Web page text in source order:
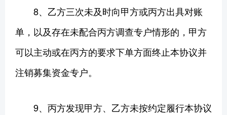
8、乙方三次未及时向甲方或丙方出具对账
单，以及存在未配合丙方调查专户情形的，甲方
可以主动或在丙方的要求下单方面终止本协议并
注销募集资金专户。
9、丙方发现甲方、乙方未按约定履行本协议